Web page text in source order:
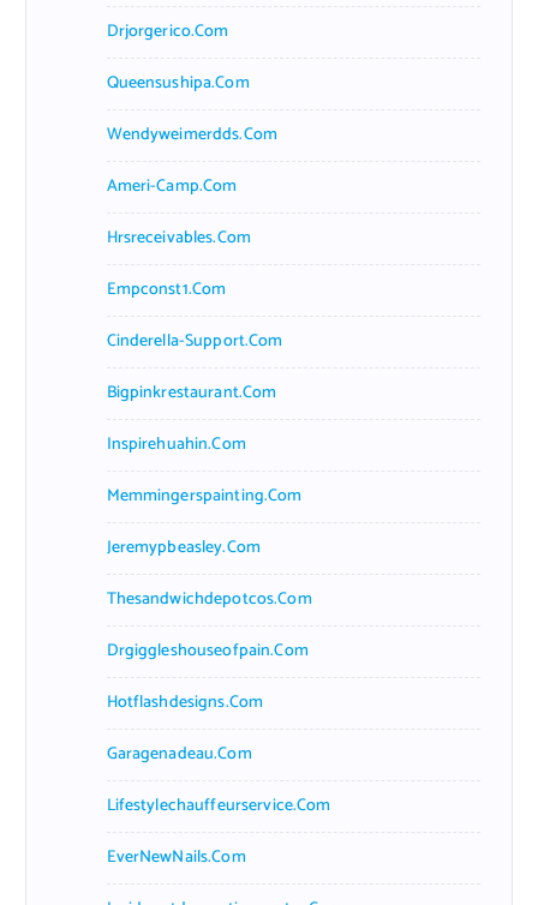
Drjorgerico.com
Queensushipa.com
Wendyweimerdds.com
Ameri-Camp.com
Hrsreceivables.com
Empconst1.com
Cinderella-Support.com
Bigpinkrestaurant.com
Inspirehuahin.com
Memmingerspainting.com
Jeremypbeasley.com
Thesandwichdepotcos.com
Drgiggleshouseofpain.com
Hotflashdesigns.com
Garagenadeau.com
Lifestylechauffeurservice.com
EverNewNails.com